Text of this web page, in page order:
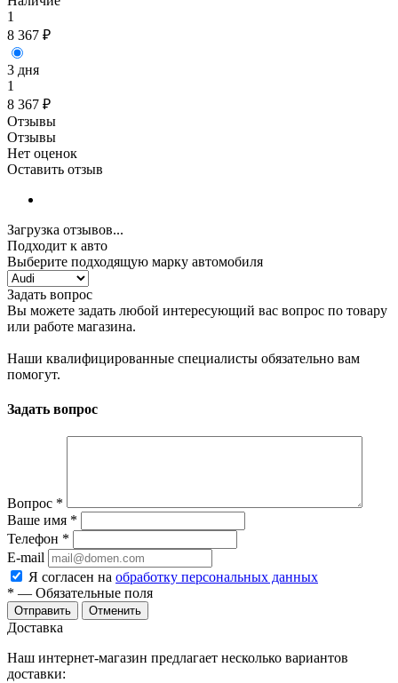
1
8 367 ₽
3 дня
1
8 367 ₽
Отзывы
Отзывы
Нет оценок
Оставить отзыв
Загрузка отзывов...
Подходит к авто
Выберите подходящую марку автомобиля
Задать вопрос
Вы можете задать любой интересующий вас вопрос по товару
или работе магазина.
Наши квалифицированные специалисты обязательно вам
помогут.
Задать вопрос
Вопрос *
Ваше имя *
Телефон *
E-mail
Я согласен на обработку персональных данных
* — Обязательные поля
Отправить Отменить
Доставка
Наш интернет-магазин предлагает несколько вариантов
доставки: